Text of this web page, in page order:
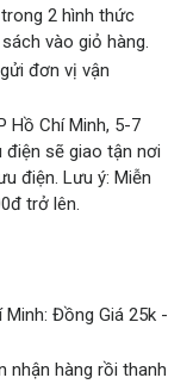
2 hình thức
vào giỏ hàng.
đơn vị vận
Hồ Chí Minh, 5-7
điện sẽ giao tận nơi
điện. Lưu ý: Miễn
trở lên.
Minh: Đồng Giá 25k -
nhận hàng rồi thanh